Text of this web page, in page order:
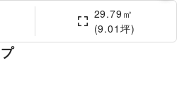
29.79㎡
(9.01坪)